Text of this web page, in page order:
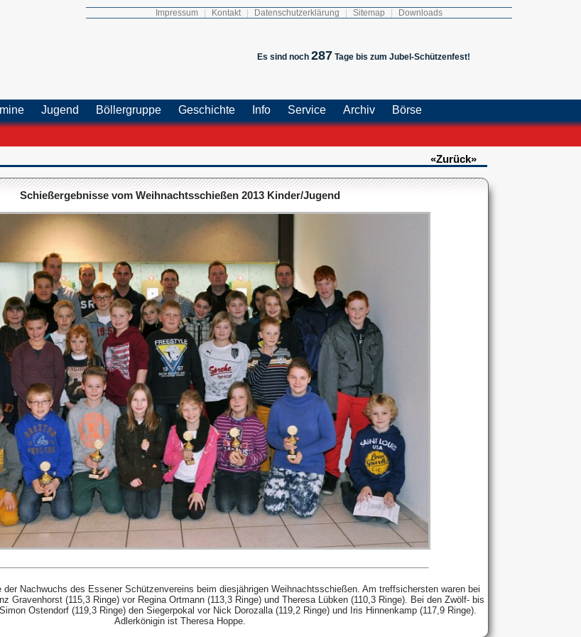
Impressum Kontakt Datenschutzerklärung Sitemap Downloads
Es sind noch 287 Tage bis zum Jubel-Schützenfest!
Jugend Böllergruppe Geschichte Info Service Archiv Börse
«Zurück»
Schießergebnisse vom Weihnachtsschießen 2013 Kinder/Jugend
Nachwuchs des Essener Schützenvereins beim diesjährigen Weihnachtsschießen. Am treffsichersten waren bei
Gravenhorst (115,3 Ringe) vor Regina Ortmann (113,3 Ringe) und Theresa Lübken (110,3 Ringe). Bei den Zwölf- bis
Ostendorf (119,3 Ringe) den Siegerpokal vor Nick Dorozalla (119,2 Ringe) und Iris Hinnenkamp (117,9 Ringe).
Adlerkönigin ist Theresa Hoppe.